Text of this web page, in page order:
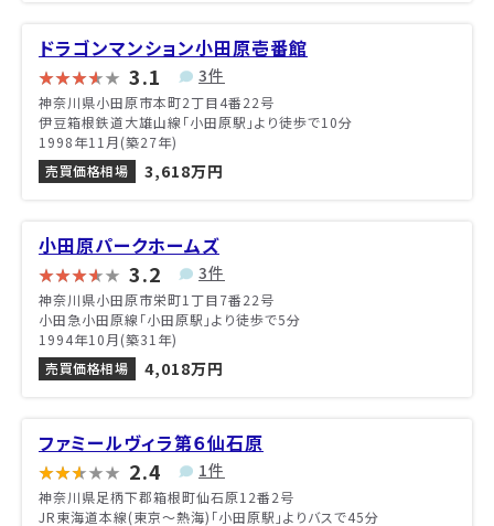
ドラゴンマンション小田原壱番館
3.1 3件
神奈川県小田原市本町2丁目4番22号
伊豆箱根鉄道大雄山線「小田原駅」より徒歩で10分
1998年11月(築27年)
売買価格相場
3,618万円
小田原パークホームズ
3.2 3件
神奈川県小田原市栄町1丁目7番22号
小田急小田原線「小田原駅」より徒歩で5分
1994年10月(築31年)
売買価格相場
4,018万円
ファミールヴィラ第６仙石原
2.4 1件
神奈川県足柄下郡箱根町仙石原12番2号
JR東海道本線(東京～熱海)「小田原駅」よりバスで45分